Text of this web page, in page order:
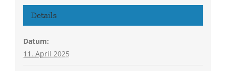
Details
Datum:
11. April 2025